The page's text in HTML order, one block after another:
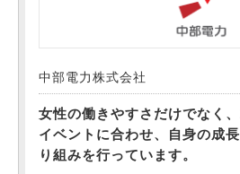
中部電力株式会社
女性の働きやすさだけでなく
イベントに合わせ、自身の成
り組みを行っています。